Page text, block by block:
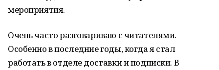
мероприятия.
Очень часто разговариваю с читателями.
Особенно в последние годы, когда я стал
работать в отделе доставки и подписки. В